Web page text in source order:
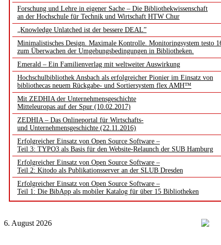
Forschung und Lehre in eigener Sache – Die Bibliothekwissenschaft
an der Hochschule für Technik und Wirtschaft HTW Chur
„Knowledge Unlatched ist der bessere DEAL”
Minimalistisches Design. Maximale Kontrolle. Monitoringsystem testo
zum Überwachen der Umgebungsbedingungen in Bibliotheken.
Emerald – Ein Familienverlag mit weltweiter Auswirkung
Hochschulbibliothek Ansbach als erfolgreicher Pionier im Einsatz von
bibliothecas neuem Rückgabe- und Sortiersystem flex AMH™
Mit ZEDHIA der Unternehmensgeschichte
Mitteleuropas auf der Spur (10.02.2017)
ZEDHIA – Das Onlineportal für Wirtschafts-
und Unternehmensgeschichte (22.11.2016)
Erfolgreicher Einsatz von Open Source Software –
Teil 3: TYPO3 als Basis für den Website-Relaunch der SUB Hamburg
Erfolgreicher Einsatz von Open Source Software –
Teil 2: Kitodo als Publikationsserver an der SLUB Dresden
Erfolgreicher Einsatz von Open Source Software –
Teil 1: Die BibApp als mobiler Katalog für über 15 Bibliotheken
6. August 2026